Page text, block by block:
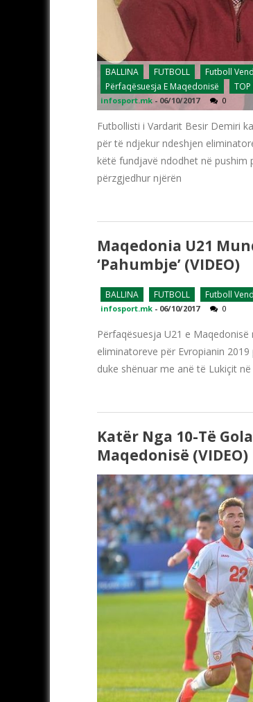
BALLINA FUTBOLL Futboll
Përfaqësuesja E Maqedonisë
TOP
infosport.mk - 06/10/2017 0
Futbollisti i Vardarit Besir Demiri
për të ndjekur ndeshjen
këtë fundjavë ndodhet në pushim
përzgjedhur njërën
Maqedonia U21
‘pahumbje’ (VIDEO)
BALLINA FUTBOLL Futboll
infosport.mk - 06/10/2017 0
Përfaqësuesja U21 e
eliminatoreve për Evropianin
duke shënuar me anë të Lukiçit
Katër Nga 10-Të
Maqedonisë (VIDEO)